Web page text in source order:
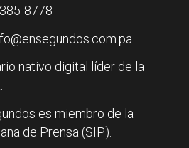
8778
nativo digital líder de la
es miembro de la
de Prensa (SIP).